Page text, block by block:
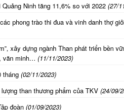
Ninh tăng 11,6% so với 2022 (27/
phong trào thi đua và vinh danh thợ
xây dựng ngành Than phát triển bền
văn minh… (11/11/2023)
tháng (02/11/2023)
than thương phẩm của TKV (24/09/
đoàn (01/09/2023)